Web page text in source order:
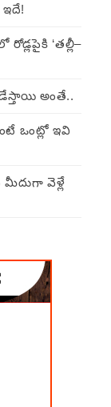
ఇదే!
రోడ్లపైకి ‘తల్లీ–
అంతే..
ఒంట్లో ఇవి
మీదుగా వెళ్లే